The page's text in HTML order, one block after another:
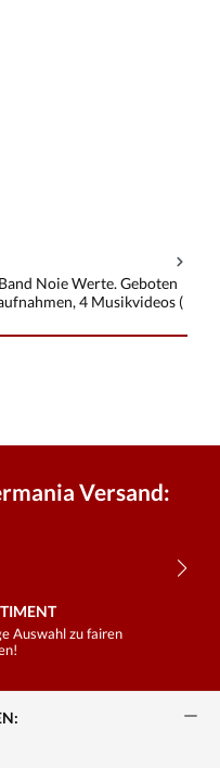
Wert ein oder benutze die
Noie Werte. Geboten
4 Musikvideos (
Versand:
Auswahl zu fairen